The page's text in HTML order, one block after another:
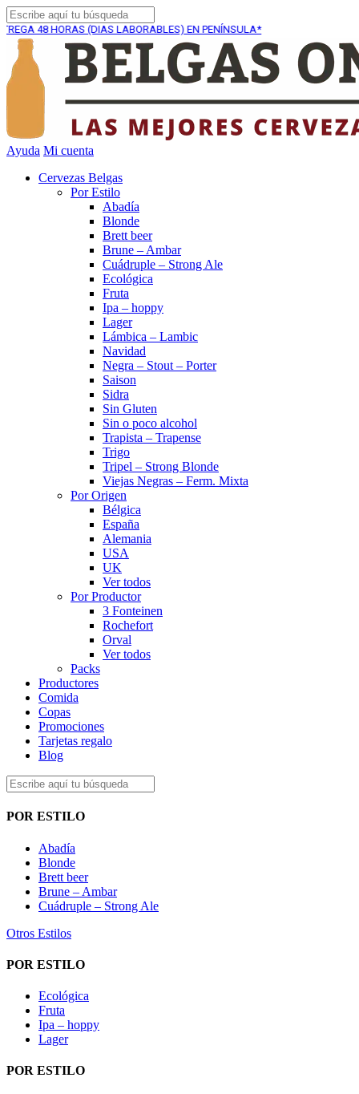
(DIAS LABORABLES) EN PENÍNSULA*
Ayuda Mi cuenta
Cervezas Belgas
Por Estilo
Abadía
Blonde
Brett beer
Brune – Ambar
Cuádruple – Strong Ale
Ecológica
Fruta
Ipa – hoppy
Lager
Lámbica – Lambic
Navidad
Negra – Stout – Porter
Saison
Sidra
Sin Gluten
Sin o poco alcohol
Trapista – Trapense
Trigo
Tripel – Strong Blonde
Viejas Negras – Ferm. Mixta
Por Origen
Bélgica
España
Alemania
USA
UK
Ver todos
Por Productor
3 Fonteinen
Rochefort
Orval
Ver todos
Packs
Productores
Comida
Copas
Promociones
Tarjetas regalo
Blog
POR ESTILO
Abadía
Blonde
Brett beer
Brune – Ambar
Cuádruple – Strong Ale
Otros Estilos
POR ESTILO
Ecológica
Fruta
Ipa – hoppy
Lager
POR ESTILO